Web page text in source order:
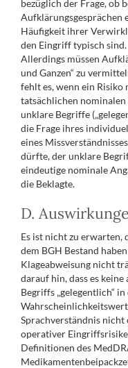
bezüglich der Frage, ob
Aufklärungsgesprächen
Häufigkeit ihrer
den Eingriff typisch sind.
Allerdings müssen
und Ganzen“ zu
fehlt es, wenn ein
tatsächlichen nominalen
unklare Begriffe
die Frage ihres
eines
dürfte, der unklare
eindeutige nominale
die Beklagte.
D.
Es ist nicht zu erwarten,
dem BGH Bestand
Klageabweisung nicht
darauf hin, dass es keine
Begriffs „gelegentlich“
Sprachverständnis
operativer
Definitionen des